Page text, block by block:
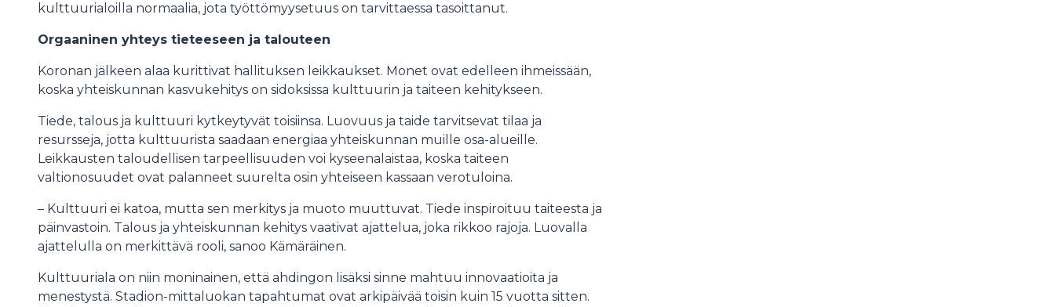
kulttuurialoilla normaalia, jota työttömyysetuus on tarvittaessa tasoittanut.
Orgaaninen yhteys tieteeseen ja talouteen
Koronan jälkeen alaa kurittivat hallituksen leikkaukset. Monet ovat edelleen ihmeissään,
koska yhteiskunnan kasvukehitys on sidoksissa kulttuurin ja taiteen kehitykseen.
Tiede, talous ja kulttuuri kytkeytyvät toisiinsa. Luovuus ja taide tarvitsevat tilaa ja
resursseja, jotta kulttuurista saadaan energiaa yhteiskunnan muille osa-alueille.
Leikkausten taloudellisen tarpeellisuuden voi kyseenalaistaa, koska taiteen
valtionosuudet ovat palanneet suurelta osin yhteiseen kassaan verotuloina.
– Kulttuuri ei katoa, mutta sen merkitys ja muoto muuttuvat. Tiede inspiroituu taiteesta ja
päinvastoin. Talous ja yhteiskunnan kehitys vaativat ajattelua, joka rikkoo rajoja. Luovalla
ajattelulla on merkittävä rooli, sanoo Kämäräinen.
Kulttuuriala on niin moninainen, että ahdingon lisäksi sinne mahtuu innovaatioita ja
menestystä. Stadion-mittaluokan tapahtumat ovat arkipäivää toisin kuin 15 vuotta sitten.